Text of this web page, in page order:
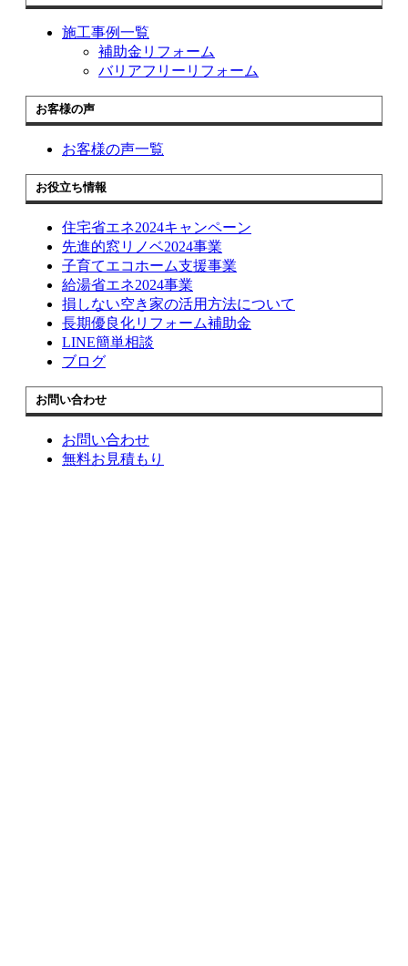
施工事例一覧
補助金リフォーム
バリアフリーリフォーム
お客様の声
お客様の声一覧
お役立ち情報
住宅省エネ2024キャンペーン
先進的窓リノベ2024事業
子育てエコホーム支援事業
給湯省エネ2024事業
損しない空き家の活用方法について
長期優良化リフォーム補助金
LINE簡単相談
ブログ
お問い合わせ
お問い合わせ
無料お見積もり